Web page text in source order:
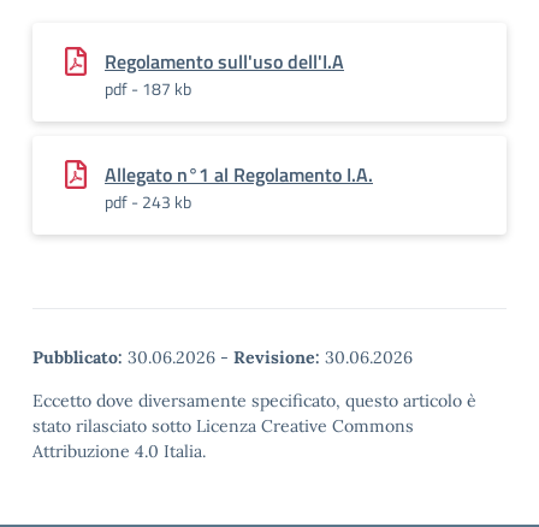
Regolamento sull'uso dell'I.A
pdf - 187 kb
Allegato n°1 al Regolamento I.A.
pdf - 243 kb
Pubblicato: 30.06.2026 - Revisione: 30.06.2026
Eccetto dove diversamente specificato, questo articolo è
stato rilasciato sotto Licenza Creative Commons
Attribuzione 4.0 Italia.